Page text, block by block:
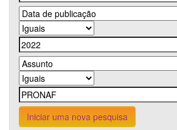
Iniciar uma nova pesquisa